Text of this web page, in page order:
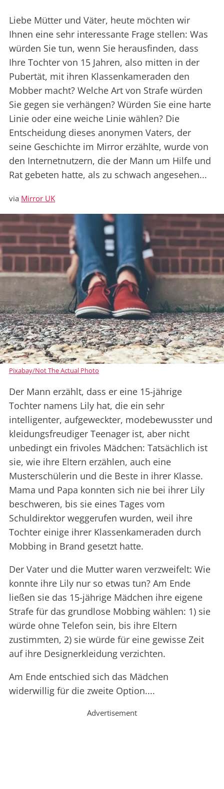
Liebe Mütter und Väter, heute möchten wir
Ihnen eine sehr interessante Frage stellen: Was
würden Sie tun, wenn Sie herausfinden, dass
Ihre Tochter von 15 Jahren, also mitten in der
Pubertät, mit ihren Klassenkameraden den
Mobber macht? Welche Art von Strafe würden
Sie gegen sie verhängen? Würden Sie eine harte
Linie oder eine weiche Linie wählen? Die
Entscheidung dieses anonymen Vaters, der
seine Geschichte im Mirror erzählte, wurde von
den Internetnutzern, die der Mann um Hilfe und
Rat gebeten hatte, als zu schwach angesehen...
via Mirror UK
Pixabay/Not The Actual Photo
Der Mann erzählt, dass er eine 15-jährige
Tochter namens Lily hat, die ein sehr
intelligenter, aufgeweckter, modebewusster und
kleidungsfreudiger Teenager ist, aber nicht
unbedingt ein frivoles Mädchen: Tatsächlich ist
sie, wie ihre Eltern erzählen, auch eine
Musterschülerin und die Beste in ihrer Klasse.
Mama und Papa konnten sich nie bei ihrer Lily
beschweren, bis sie eines Tages vom
Schuldirektor weggerufen wurden, weil ihre
Tochter einige ihrer Klassenkameraden durch
Mobbing in Brand gesetzt hatte.
Der Vater und die Mutter waren verzweifelt: Wie
konnte ihre Lily nur so etwas tun? Am Ende
ließen sie das 15-jährige Mädchen ihre eigene
Strafe für das grundlose Mobbing wählen: 1) sie
würde ohne Telefon sein, bis ihre Eltern
zustimmten, 2) sie würde für eine gewisse Zeit
auf ihre Designerkleidung verzichten.
Am Ende entschied sich das Mädchen
widerwillig für die zweite Option....
Advertisement